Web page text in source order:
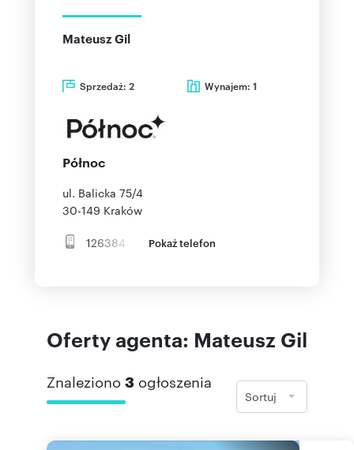
Mateusz Gil
Sprzedaż: 2 Wynajem: 1
Północ
ul. Balicka 75/4
30-149 Kraków
126384 Pokaż telefon
Oferty agenta: Mateusz Gil
Znaleziono 3 ogłoszenia
Sortuj